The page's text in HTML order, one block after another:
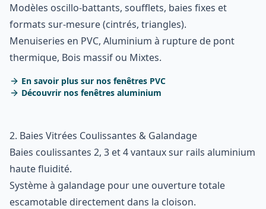
Modèles oscillo-battants, soufflets, baies fixes et
formats sur-mesure (cintrés, triangles).
Menuiseries en PVC, Aluminium à rupture de pont
thermique, Bois massif ou Mixtes.
En savoir plus sur nos fenêtres PVC
Découvrir nos fenêtres aluminium
2. Baies Vitrées Coulissantes & Galandage
Baies coulissantes 2, 3 et 4 vantaux sur rails aluminium
haute fluidité.
Système à galandage pour une ouverture totale
escamotable directement dans la cloison.